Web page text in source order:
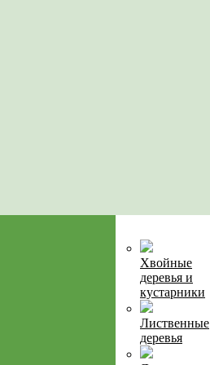
Хвойные
деревья и
кустарники
Лиственные
деревья